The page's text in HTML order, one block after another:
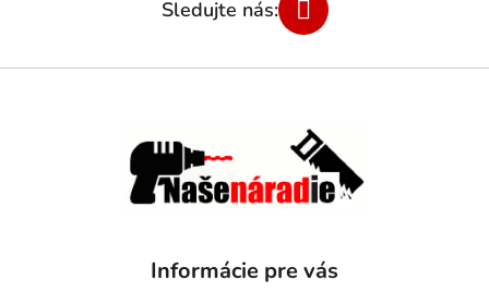
Informácie pre vás